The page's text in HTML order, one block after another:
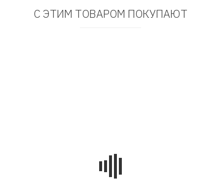
С ЭТИМ ТОВАРОМ ПОКУПАЮТ